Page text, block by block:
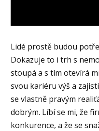
Lidé prostě budou
Dokazuje to i trh s
stoupá a s tím otevírá
svou kariéru výš a
se vlastně pravým
dobrým. Líbí se mi, že
konkurence, a že se